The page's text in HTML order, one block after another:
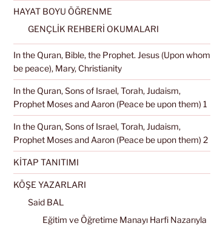
HAYAT BOYU ÖĞRENME
GENÇLİK REHBERİ OKUMALARI
In the Quran, Bible, the Prophet. Jesus (Upon whom
be peace), Mary, Christianity
In the Quran, Sons of Israel, Torah, Judaism,
Prophet Moses and Aaron (Peace be upon them) 1
In the Quran, Sons of Israel, Torah, Judaism,
Prophet Moses and Aaron (Peace be upon them) 2
KİTAP TANITIMI
KÖŞE YAZARLARI
Said BAL
Eğitim ve Öğretime Manayı Harfi Nazarıyla